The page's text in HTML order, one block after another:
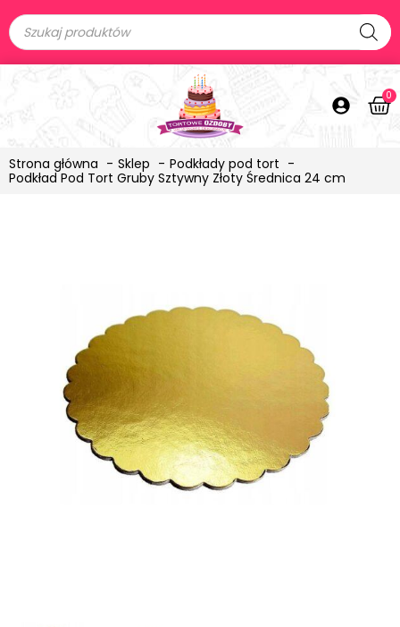
0
Strona główna Sklep
Podkłady pod tort
Podkład Pod Tort Gruby Sztywny Złoty Średnica 24 cm